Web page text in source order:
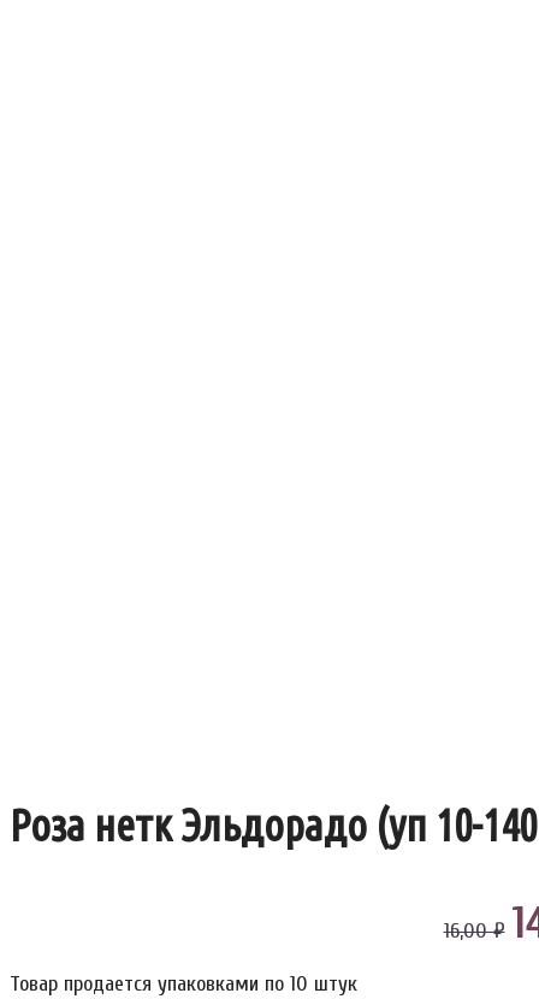
Роза нетк Эльдорадо (уп 10-
16,00 ₽
Товар продается упаковками по 10 штук